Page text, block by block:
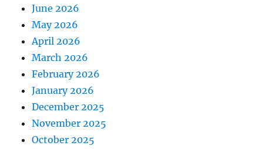
June 2026
May 2026
April 2026
March 2026
February 2026
January 2026
December 2025
November 2025
October 2025